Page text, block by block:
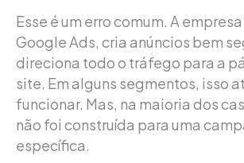
Esse é um erro comum. A
Google Ads, cria anúncios bem
direciona todo o tráfego para a
site. Em alguns segmentos, isso
funcionar. Mas, na maioria dos
não foi construída para uma
específica.